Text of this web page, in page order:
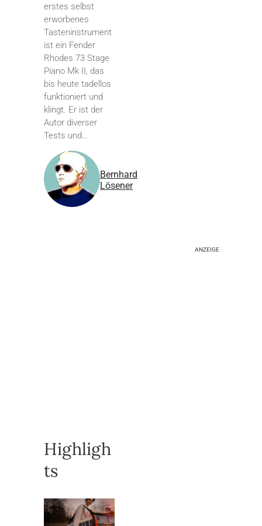
erstes selbst
erworbenes
Tasteninstrument
ist ein Fender
Rhodes 73 Stage
Piano Mk II, das
bis heute tadellos
funktioniert und
klingt. Er ist der
Autor diverser
Tests und…
Bernhard
Lösener
ANZEIGE
Highligh
ts